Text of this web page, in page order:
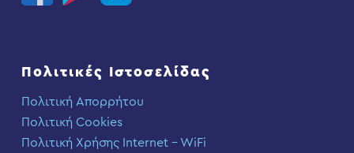
Πολιτικές Ιστοσελίδας
Πολιτική Απορρήτου
Πολιτική Cookies
Πολιτική Χρήσης Internet – WiFi